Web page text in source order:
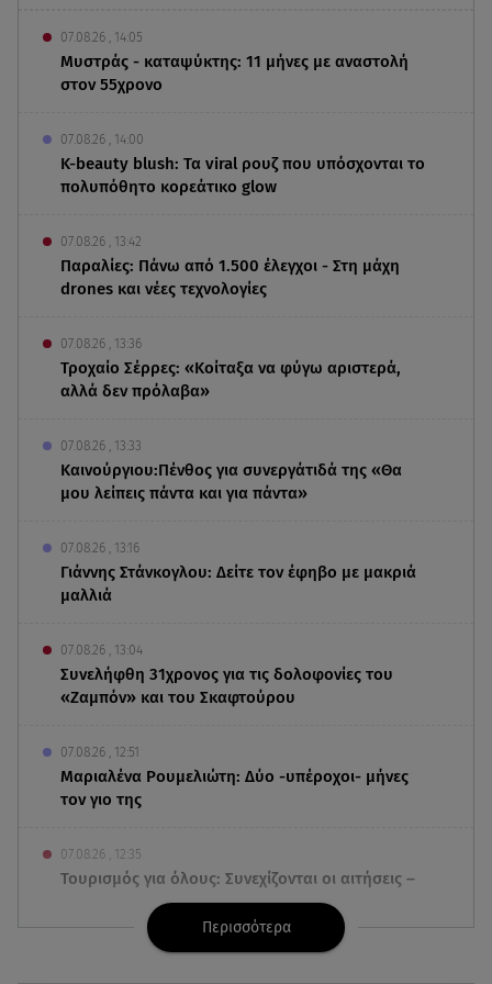
07.08.26 , 14:05
Μυστράς - καταψύκτης: 11 μήνες με αναστολή
στον 55χρονο
07.08.26 , 14:00
K-beauty blush: Τα viral ρουζ που υπόσχονται το
πολυπόθητο κορεάτικο glow
07.08.26 , 13:42
Παραλίες: Πάνω από 1.500 έλεγχοι - Στη μάχη
drones και νέες τεχνολογίες
07.08.26 , 13:36
Τροχαίο Σέρρες: «Κοίταξα να φύγω αριστερά,
αλλά δεν πρόλαβα»
07.08.26 , 13:33
Καινούργιου:Πένθος για συνεργάτιδά της «Θα
μου λείπεις πάντα και για πάντα»
07.08.26 , 13:16
Γιάννης Στάνκογλου: Δείτε τον έφηβο με μακριά
μαλλιά
07.08.26 , 13:04
Συνελήφθη 31χρονος για τις δολοφονίες του
«Ζαμπόν» και του Σκαφτούρου
07.08.26 , 12:51
Μαριαλένα Ρουμελιώτη: Δύο -υπέροχοι- μήνες
τον γιο της
07.08.26 , 12:35
Τουρισμός για όλους: Συνεχίζονται οι αιτήσεις –
Ποιοι κάνουν σήμερα
Περισσότερα